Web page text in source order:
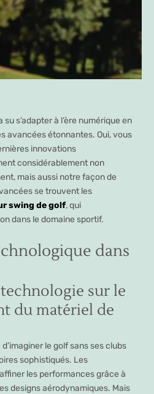
s’adapter à l’ère numérique en
avancées étonnantes. Oui, vous
innovations
considérablement non
mais aussi notre façon de
se trouvent les
swing de golf, qui
dans le domaine sportif.
dans
sur le
du matériel de
le golf sans ses clubs
sophistiqués. Les
les performances grâce à
designs aérodynamiques. Mais